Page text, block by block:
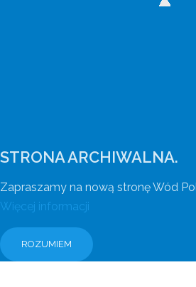
STRONA ARCHIWALNA.
Zapraszamy na nową stronę Wód
Więcej informacji
ROZUMIEM